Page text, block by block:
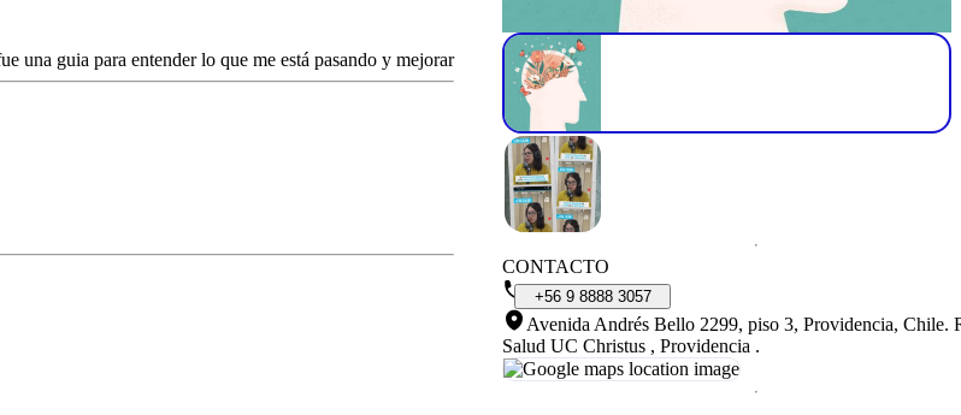
una guia para entender lo que me está pasando y mejorar
CONTACTO
+56 9 8888 3057
Avenida Andrés Bello 2299, piso 3, Providencia, Chile.
Salud UC Christus , Providencia .